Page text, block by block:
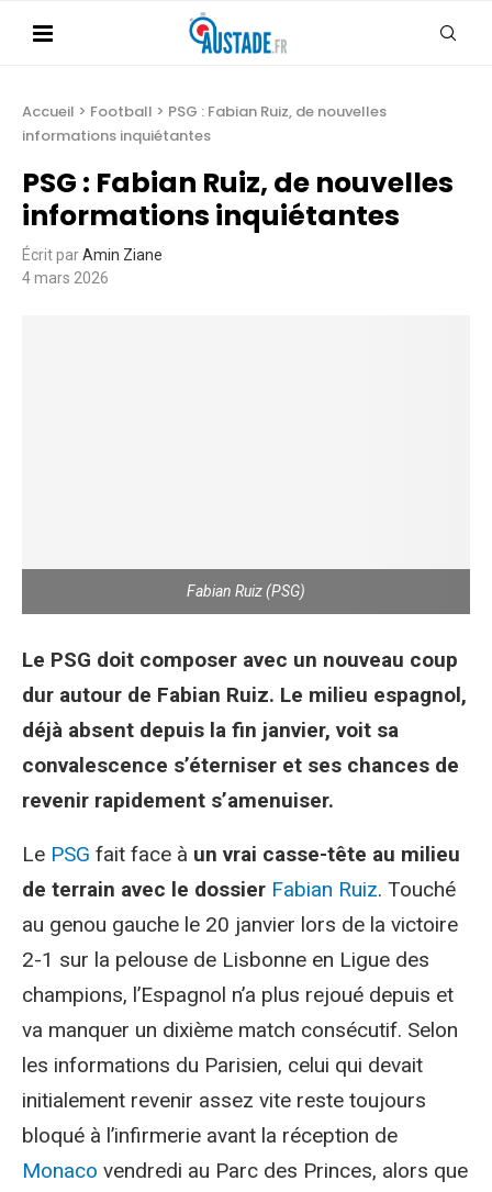
Accueil > Football > PSG : Fabian Ruiz, de nouvelles
informations inquiétantes
PSG : Fabian Ruiz, de nouvelles
informations inquiétantes
Écrit parAmin Ziane
4 mars 2026
Fabian Ruiz (PSG)
Le PSG doit composer avec un nouveau coup
dur autour de Fabian Ruiz. Le milieu espagnol,
déjà absent depuis la fin janvier, voit sa
convalescence s’éterniser et ses chances de
revenir rapidement s’amenuiser.
Le PSG fait face à un vrai casse-tête au milieu
de terrain avec le dossier Fabian Ruiz. Touché
au genou gauche le 20 janvier lors de la victoire
2-1 sur la pelouse de Lisbonne en Ligue des
champions, l’Espagnol n’a plus rejoué depuis et
va manquer un dixième match consécutif. Selon
les informations du Parisien, celui qui devait
initialement revenir assez vite reste toujours
bloqué à l’infirmerie avant la réception de
Monaco vendredi au Parc des Princes, alors que